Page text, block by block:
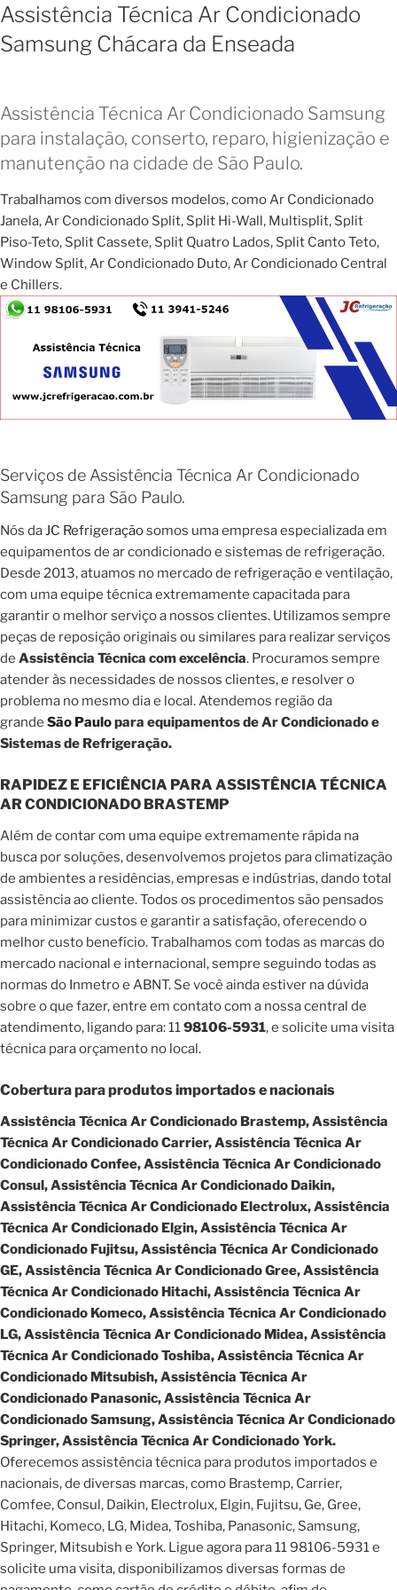
Assistência Técnica Ar Condicionado
Samsung Chácara da Enseada
Assistência Técnica Ar Condicionado Samsung
para instalação, conserto, reparo, higienização e
manutenção na cidade de São Paulo.
Trabalhamos com diversos modelos, como Ar Condicionado
Janela, Ar Condicionado Split, Split Hi-Wall, Multisplit, Split
Piso-Teto, Split Cassete, Split Quatro Lados, Split Canto Teto,
Window Split, Ar Condicionado Duto, Ar Condicionado Central
e Chillers.
Serviços de Assistência Técnica Ar Condicionado
Samsung para São Paulo.
Nós daJC Refrigeraçãosomos uma empresa especializada em
equipamentos de ar condicionado e sistemas de refrigeração.
Desde 2013, atuamos no mercado de refrigeração e ventilação,
com uma equipe técnica extremamente capacitada para
garantir o melhor serviço a nossos clientes. Utilizamos sempre
peças de reposição originais ou similares para realizar serviços
de Assistência Técnica com excelência. Procuramos sempre
atender às necessidades de nossos clientes, e resolver o
problema no mesmo dia e local. Atendemos região da
grande São Paulopara equipamentos de Ar Condicionado e
Sistemas de Refrigeração.
RAPIDEZ E EFICIÊNCIA PARA ASSISTÊNCIA TÉCNICA
AR CONDICIONADO BRASTEMP
Além de contar com uma equipe extremamente rápida na
busca por soluções, desenvolvemos projetos para climatização
de ambientes a residências, empresas e indústrias, dando total
assistência ao cliente. Todos os procedimentos são pensados
para minimizar custos e garantir a satisfação, oferecendo o
melhor custo benefício. Trabalhamos com todas as marcas do
mercado nacional e internacional, sempre seguindo todas as
normas do Inmetro e ABNT. Se você ainda estiver na dúvida
sobre o que fazer, entre em contato com a nossa central de
atendimento, ligando para: 1198106-5931, e solicite uma visita
técnica para orçamento no local.
Cobertura para produtos importados e nacionais
Assistência Técnica Ar Condicionado Brastemp, Assistência
Técnica Ar Condicionado Carrier, Assistência Técnica Ar
Condicionado Confee, Assistência Técnica Ar Condicionado
Consul, Assistência Técnica Ar Condicionado Daikin,
Assistência Técnica Ar Condicionado Electrolux, Assistência
Técnica Ar Condicionado Elgin, Assistência Técnica Ar
Condicionado Fujitsu, Assistência Técnica Ar Condicionado
GE, Assistência Técnica Ar Condicionado Gree, Assistência
Técnica Ar Condicionado Hitachi, Assistência Técnica Ar
Condicionado Komeco, Assistência Técnica Ar Condicionado
LG, Assistência Técnica Ar Condicionado Midea, Assistência
Técnica Ar Condicionado Toshiba, Assistência Técnica Ar
Condicionado Mitsubish, Assistência Técnica Ar
Condicionado Panasonic, Assistência Técnica Ar
Condicionado Samsung, Assistência Técnica Ar Condicionado
Springer, Assistência Técnica Ar Condicionado York.
Oferecemos assistência técnica para produtos importados e
nacionais, de diversas marcas, como Brastemp, Carrier,
Comfee, Consul, Daikin, Electrolux, Elgin, Fujitsu, Ge, Gree,
Hitachi, Komeco, LG, Midea, Toshiba, Panasonic, Samsung,
Springer, Mitsubish e York. Ligue agora para 11 98106-5931 e
solicite uma visita, disponibilizamos diversas formas de